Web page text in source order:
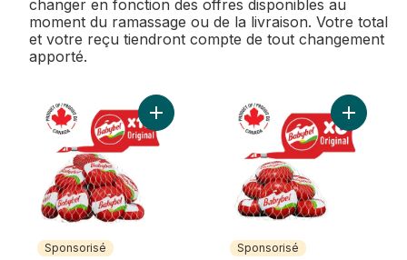
changer en fonction des offres disponibles au
moment du ramassage ou de la livraison. Votre total
et votre reçu tiendront compte de tout changement
apporté.
Sponsorisé
Ajouter Collations au fromage original
Sponsorisé
Ajouter